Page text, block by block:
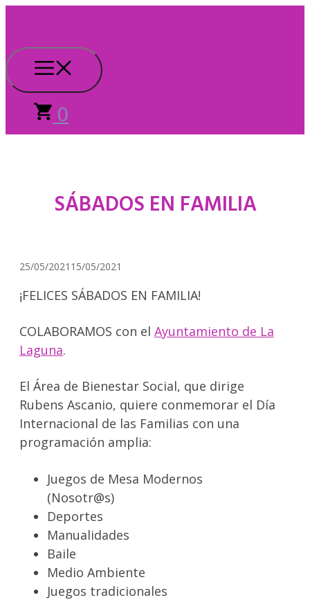
contenido
Menú
0
SÁBADOS EN FAMILIA
25/05/2021 15/05/2021
¡FELICES SÁBADOS EN FAMILIA!
COLABORAMOS con el Ayuntamiento de La
Laguna.
El Área de Bienestar Social, que dirige
Rubens Ascanio, quiere conmemorar el Día
Internacional de las Familias con una
programación amplia:
Juegos de Mesa Modernos
(Nosotr@s)
Deportes
Manualidades
Baile
Medio Ambiente
Juegos tradicionales